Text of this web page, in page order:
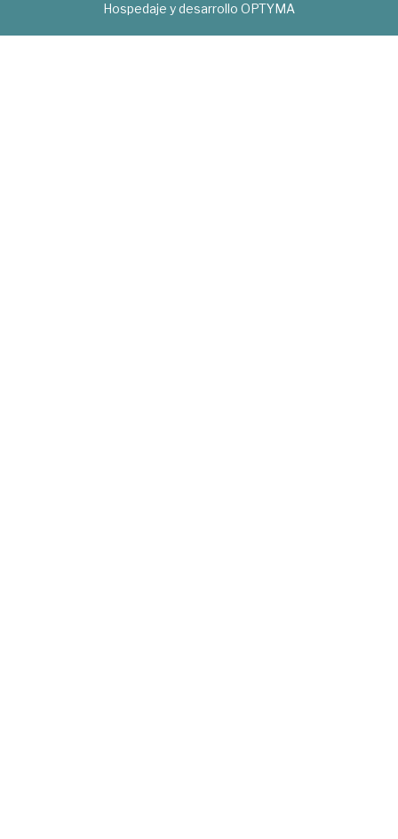
Hospedaje y desarrollo OPTYMA